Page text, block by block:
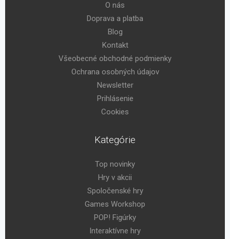
O nás
Doprava a platba
Blog
Kontakt
Všeobecné obchodné podmienky
Ochrana osobných údajov
Newsletter
Prihlásenie
Cookies
Kategórie
Top novinky
Hry v akcii
Spoločenské hry
Games Workshop
POP! Figúrky
Interaktívne hry